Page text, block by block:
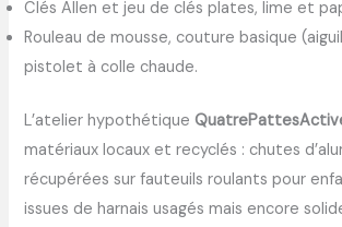
Clés Allen et jeu de clés plates, lime et
Rouleau de mousse, couture basique
pistolet à colle chaude.
L’atelier hypothétique
matériaux locaux et recyclés : chutes
récupérées sur fauteuils roulants pour
issues de harnais usagés mais encore